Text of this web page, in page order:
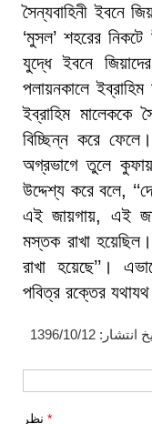
সৈন্যবাহিনী ইবনে
‘মুসল’ শহরের
যুদ্ধে ইবনে
পলায়নকালে
ইব্রাহিম মালেককে
বিচ্ছিন্ন করে
অগ্রভাগে তুলে
উদ্দেশ্য করে বলে,
এই জায়গায়, এই
মস্তক রাখা
রাখা হয়েছে’’।
পবিত্র রক্তের যথাযথ
انتشار: 1396/10/12
*